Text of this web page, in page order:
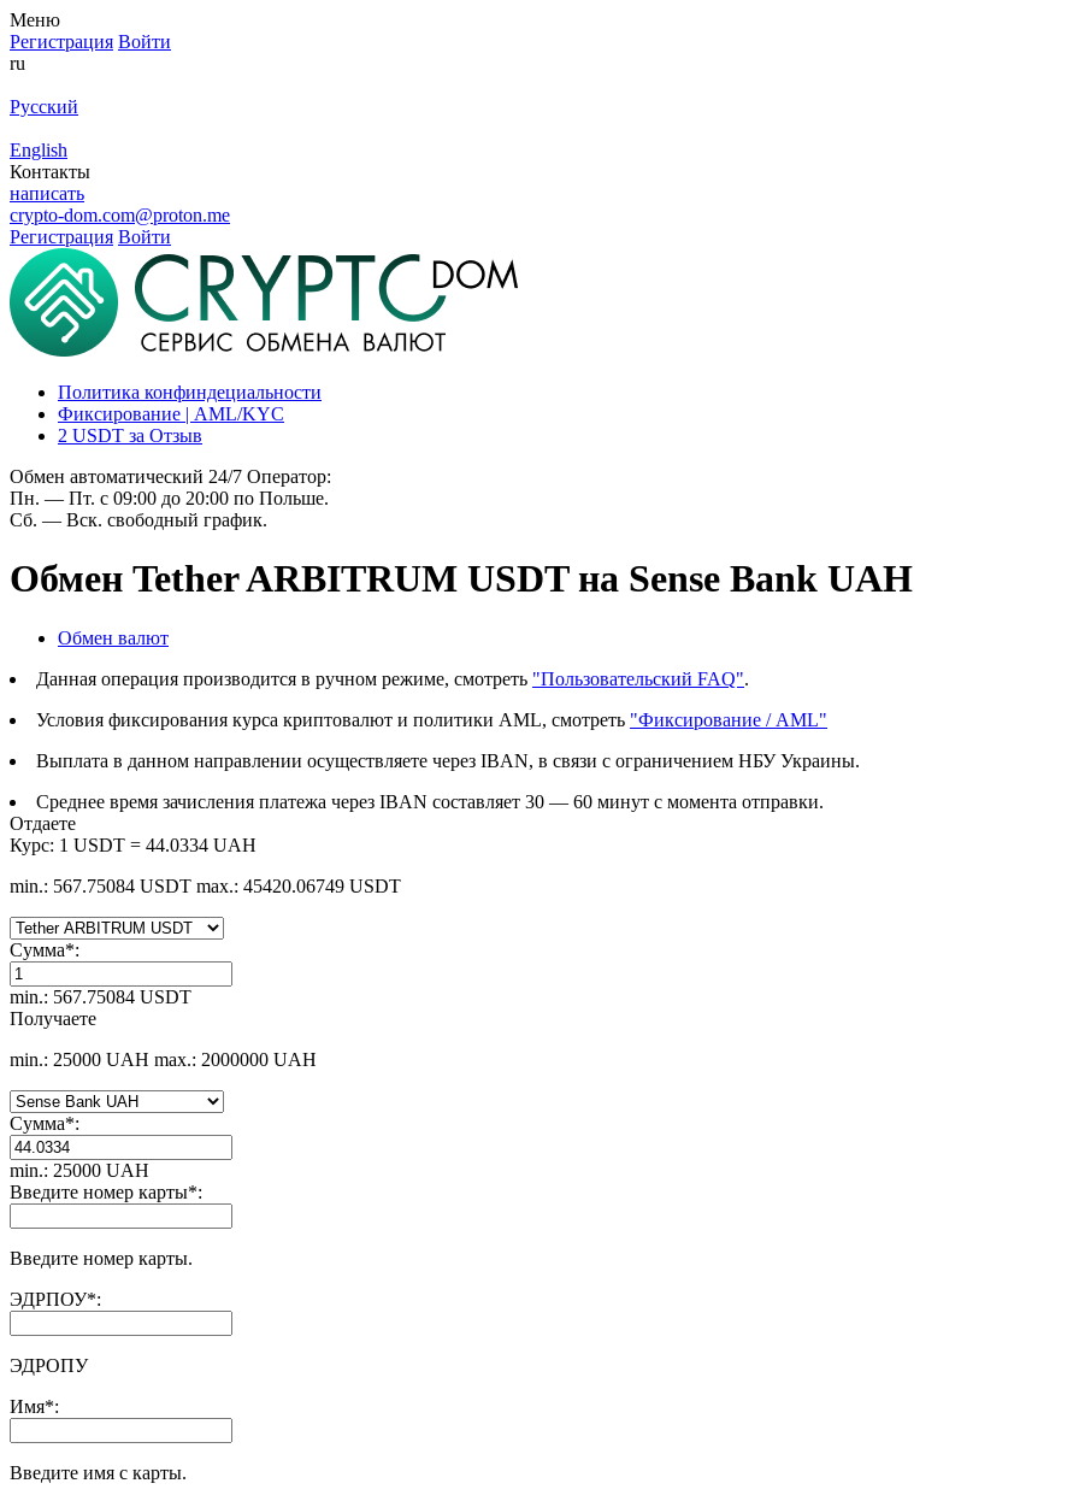
Меню
Регистрация Войти
ru
Русский
English
Контакты
написать
crypto-dom.com@proton.me
Регистрация Войти
Политика конфиндециальности
Фиксирование | AML/KYC
2 USDT за Отзыв
Обмен автоматический 24/7 Оператор:
Пн. — Пт. с 09:00 до 20:00 по Польше.
Сб. — Вск. свободный график.
Обмен Tether ARBITRUM USDT на Sense Bank UAH
Обмен валют
Данная операция производится в ручном режиме, смотреть "Пользовательский FAQ".
Условия фиксирования курса криптовалют и политики AML, смотреть "Фиксирование / AML"
Выплата в данном направлении осуществляете через IBAN, в связи с ограничением НБУ Украины.
Среднее время зачисления платежа через IBAN составляет 30 — 60 минут с момента отправки.
Отдаете
Курс: 1 USDT = 44.0334 UAH
min.: 567.75084 USDT max.: 45420.06749 USDT
Сумма*:
min.: 567.75084 USDT
Получаете
min.: 25000 UAH max.: 2000000 UAH
Сумма*:
min.: 25000 UAH
Введите номер карты*:
Введите номер карты.
ЭДРПОУ*:
ЭДРОПУ
Имя*:
Введите имя с карты.